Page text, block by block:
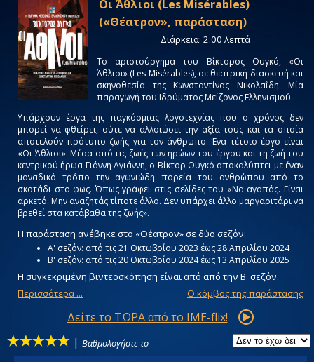
Οι Άθλιοι (Les Misérables)
(«Θέατρον», παράσταση)
Διάρκεια: 2:00 λεπτά
Tο αριστούργημα του Βίκτορος Ουγκό, «Οι
Άθλιοι» (Les Misérables), σε θεατρική διασκευή και
σκηνοθεσία της Κωνσταντίνας Νικολαΐδη. Μία
παραγωγή του Ιδρύματος Μείζονος Ελληνισμού.
Υπάρχουν έργα της παγκόσμιας λογοτεχνίας που ο χρόνος δεν
μπορεί να φθείρει, ούτε να αλλοιώσει την αξία τους και τα οποία
αποτελούν πρότυπο ζωής για τον άνθρωπο. Ένα τέτοιο έργο είναι
«Οι Άθλιοι». Μέσα από τις ζωές των ηρώων του έργου και τη ζωή του
κεντρικού ήρωα Γιάννη Αγιάννη, ο Βίκτορ Ουγκό αποκαλύπτει με έναν
μοναδικό τρόπο την αγωνιώδη πορεία του ανθρώπου από το
σκοτάδι στο φως. Όπως γράφει στις σελίδες του «Να αγαπάς. Είναι
αρκετό. Μην αναζητάς τίποτε άλλο. Δεν υπάρχει άλλο μαργαριτάρι να
βρεθεί στα κατάβαθα της ζωής».
Η παράσταση ανέβηκε στο «Θέατρον» σε δύο σεζόν:
Α' σεζόν: από τις 21 Οκτωβρίου 2023 έως 28 Απριλίου 2024
Β' σεζόν: από τις 20 Οκτωβρίου 2024 έως 13 Απριλίου 2025
Η συγκεκριμένη βιντεοσκόπηση είναι από από την Β' σεζόν.
Περισσότερα ...
Ο κόμβος της παράστασης
Δείτε το ΤΩΡΑ από το IME-flix!
| Βαθμολογήστε το